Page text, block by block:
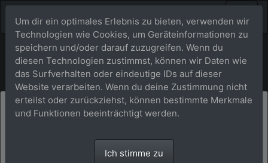
Turniere
Showfotos aus 2023 bitte separat per Email
Um dir ein optimales Erlebnis zu bieten, verwenden wir
Technologien wie Cookies, um Geräteinformationen zu
speichern und/oder darauf zuzugreifen. Wenn du
diesen Technologien zustimmst, können wir Daten wie
das Surfverhalten oder eindeutige IDs auf dieser
Website verarbeiten. Wenn du deine Zustimmung nicht
erteilst oder zurückziehst, können bestimmte Merkmale
und Funktionen beeinträchtigt werden.
Ich stimme zu